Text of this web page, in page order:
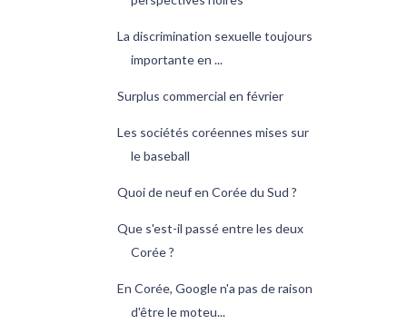
La discrimination sexuelle toujours
importante en ...
Surplus commercial en février
Les sociétés coréennes mises sur
le baseball
Quoi de neuf en Corée du Sud ?
Que s'est-il passé entre les deux
Corée ?
En Corée, Google n'a pas de raison
d'être le moteu...